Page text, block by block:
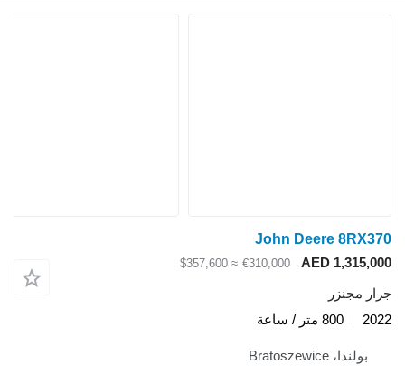
John Deere 8RX370
AED 1,315,000
€310,000
≈ $357,600
جرار مجنزر
2022
800 متر / ساعة
بولندا، Bratoszewice